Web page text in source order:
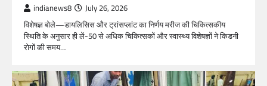
indianews8 July 26, 2026
विशेषज्ञ बोले—डायलिसिस और ट्रांसप्लांट का निर्णय मरीज की चिकित्सकीय
स्थिति के अनुसार ही लें-50 से अधिक चिकित्सकों और स्वास्थ्य विशेषज्ञों ने किडनी
रोगों की समय…